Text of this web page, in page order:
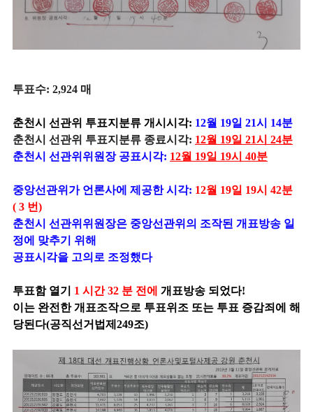
투표수: 2,924 매
춘천시 선관위 투표지분류 개시시각: 12월 19일 21시 14분
춘천시 선관위 투표지분류 종료시각: 12월 19일 21시 24분
춘천시 선관위위원장 공표시각: 12월 19일 19시 40분
중앙선관위가 언론사에 제공한 시각: 12월 19일 19시 42분
( 3 번)
춘천시 선관위위원장은 중앙선관위의 조작된 개표방송 일
정에 맞추기 위해
공표시각을 고의로 조정했다
투표함 열기 1 시간 32 분 전에 개표방송 되었다!
이는 완전한 개표조작으로 투표위조 또는 투표 증감죄에 해
당된다(공직선거법제249조)